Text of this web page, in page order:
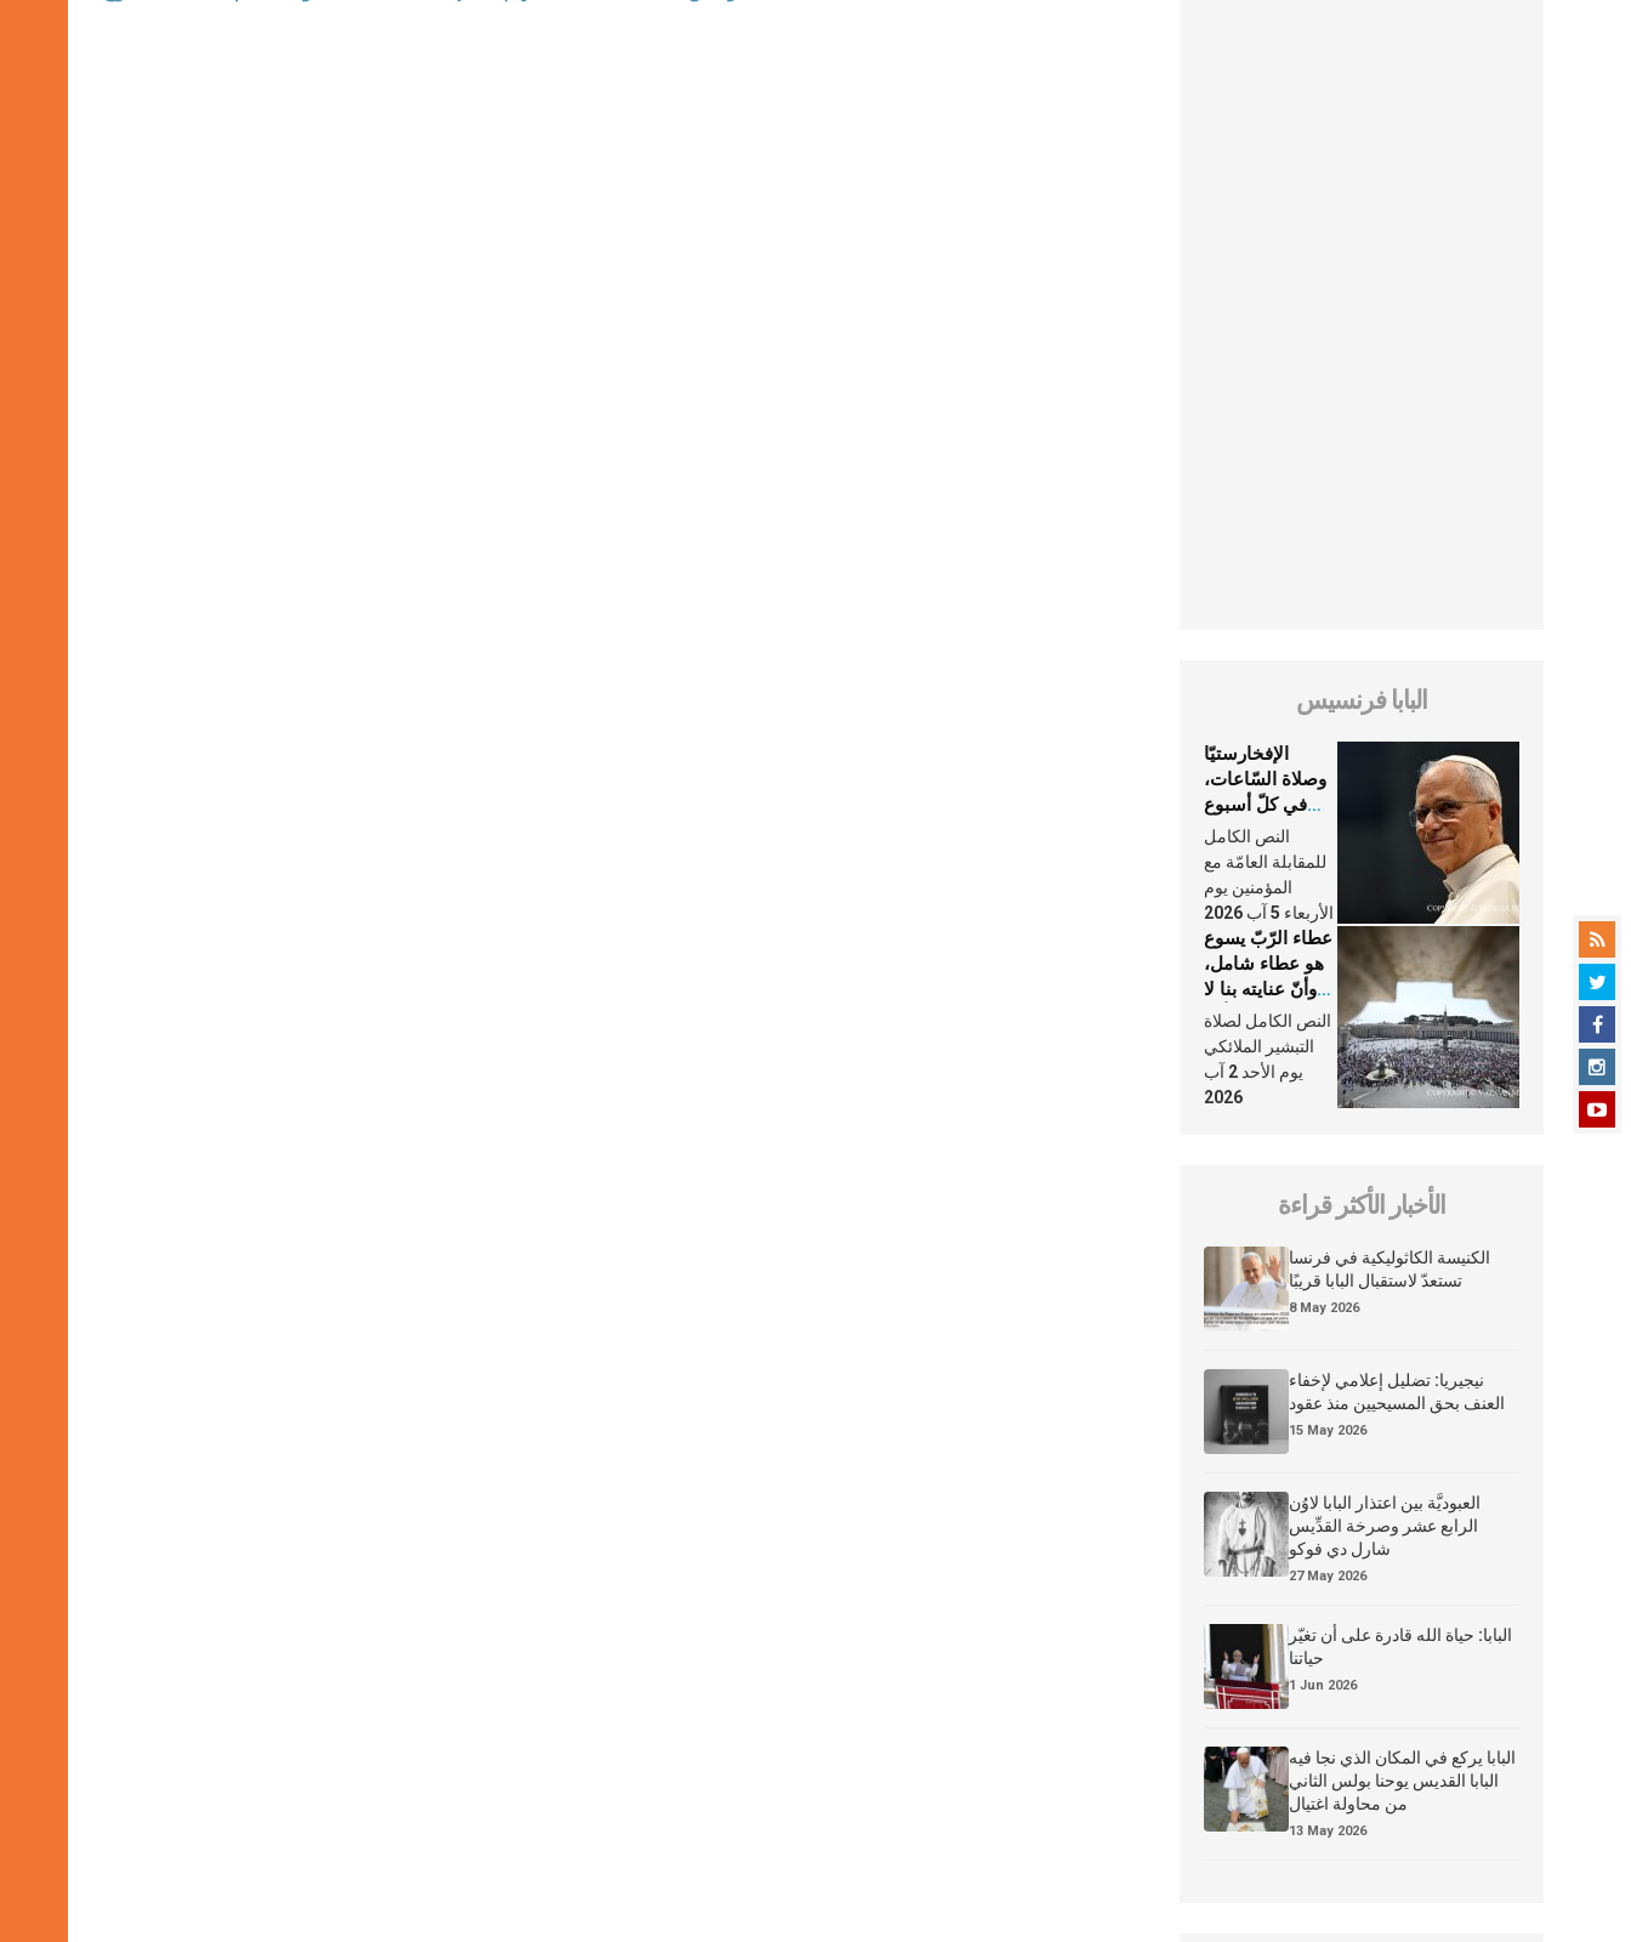
البابا فرنسيس
الإفخارستيّا
وصلاة السّاعات،
في كلّ أسبوع
وكلّ يوم، هما
النَّفَس في حياة
الكنيسة
النص الكامل
للمقابلة العامّة مع
المؤمنين يوم
الأربعاء 5 آب 2026
عطاء الرّبّ يسوع
هو عطاء شامل،
وأنّ عنايته بنا لا
تغيب عنّا أبدًا
النص الكامل لصلاة
التبشير الملائكي
يوم الأحد 2 آب
2026
الأخبار الأكثر قراءة
الكنيسة الكاثوليكية في فرنسا
تستعدّ لاستقبال البابا قريبًا
8 May 2026
نيجيريا: تضليل إعلامي لإخفاء
العنف بحق المسيحيين منذ عقود
15 May 2026
العبوديَّة بين اعتذار البابا لاوُن
الرابع عشر وصرخة القدِّيس
شارل دي فوكو
27 May 2026
البابا: حياة الله قادرة على أن تغيّر
حياتنا
1 Jun 2026
البابا يركع في المكان الذي نجا فيه
البابا القديس يوحنا بولس الثاني
من محاولة اغتيال
13 May 2026